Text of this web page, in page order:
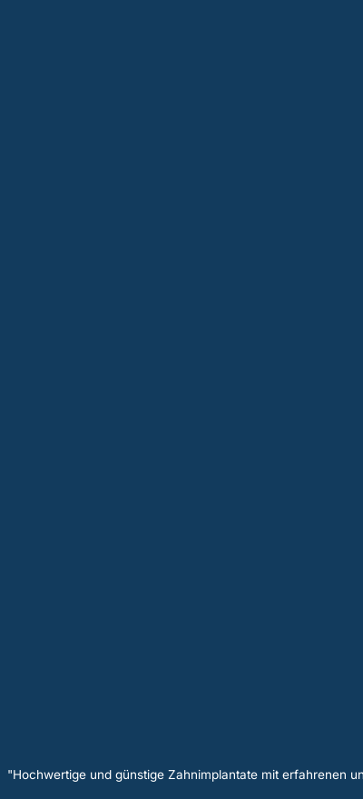
"Hochwertige und günstige Zahnimplantate mit erfahrenen